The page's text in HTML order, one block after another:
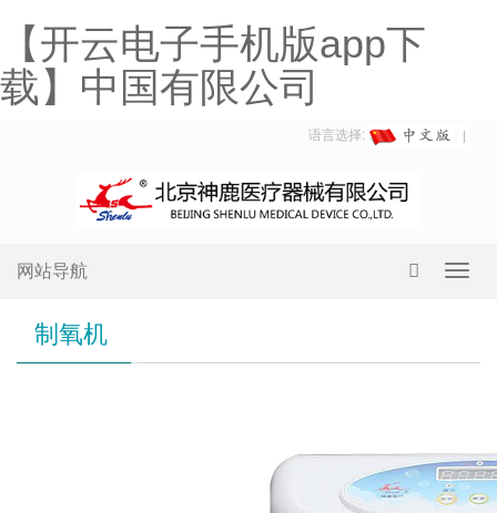
【开云电子手机版app下
载】中国有限公司
语言选择:
网站导航
制氧机